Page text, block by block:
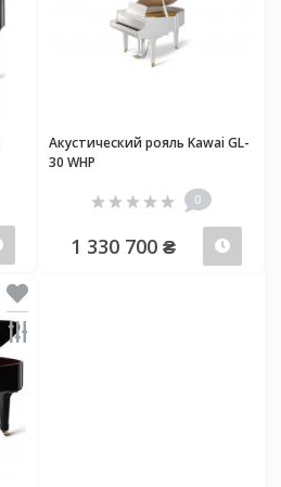
Предзаказ
Акустический рояль Kawai GL-
30 WHP
0
1 330 700 ₴